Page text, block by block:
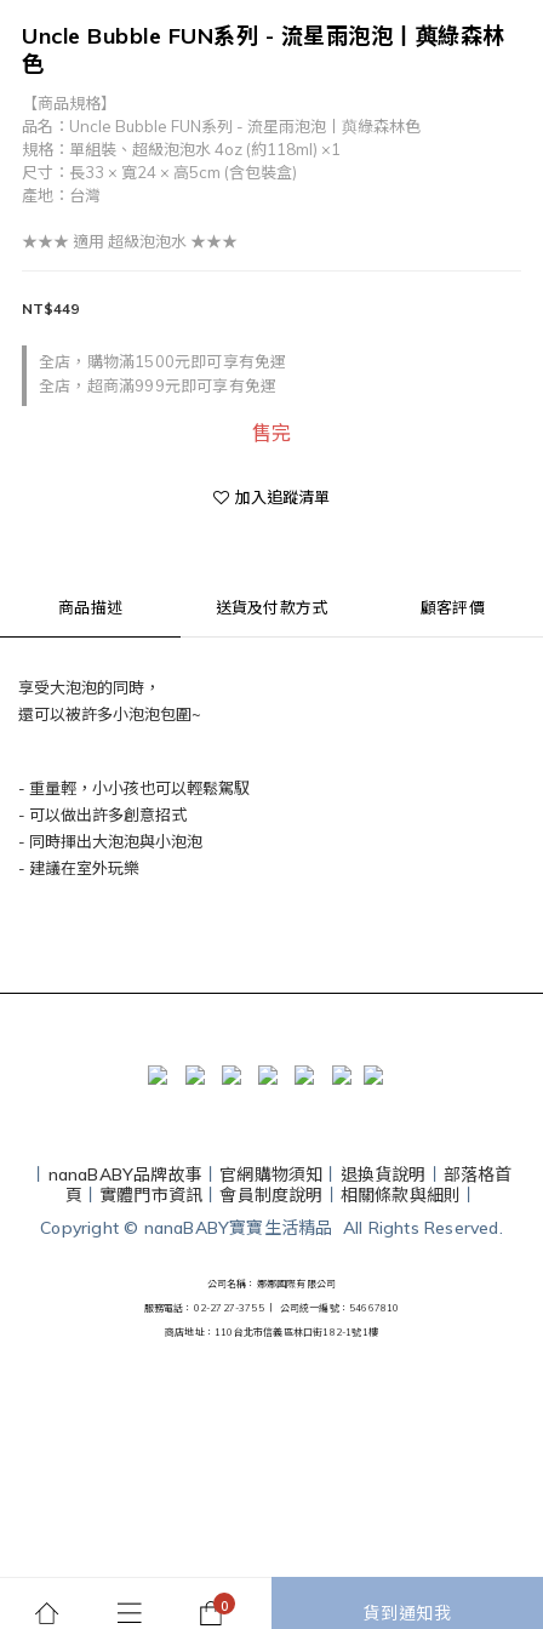
Uncle Bubble FUN系列 - 流星雨泡泡丨藇綠森林
色
【商品規格】
品名：Uncle Bubble FUN系列 - 流星雨泡泡丨藇綠森林色
規格：單組裝、超級泡泡水 4oz (約118ml) ×1
尺寸：長33 × 寬24 × 高5cm (含包裝盒)
產地：台灣
★★★ 適用 超級泡泡水 ★★★
全店，購物滿1500元即可享有免運
全店，超商滿999元即可享有免運
NT$449
售完
貨到通知我
加入追蹤清單
商品描述 送貨及付款方式 顧客評價
享受大泡泡的同時，
還可以被許多小泡泡包圍~
- 重量輕，小小孩也可以輕鬆駕馭
- 可以做出許多創意招式
- 同時揮出大泡泡與小泡泡
- 建議在室外玩樂
nanaBABY品牌故事 官網購物須知 退換貨說明
部落格首
頁
實體門市資訊 丨會員制度說明 相關條款與細則
Copyright © nanaBABY寶寶生活精品 All Rights Reserved.
公司名稱：娜娜國際有限公司
服務電話：02-2727-3755 丨 公司統一編號：54667810
商店地址：110台北市信義區林口街182-1號1樓